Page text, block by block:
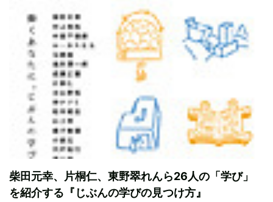
柴田元幸、片桐仁、東野翠れんら26人の「学び」
を紹介する『じぶんの学びの見つけ方』